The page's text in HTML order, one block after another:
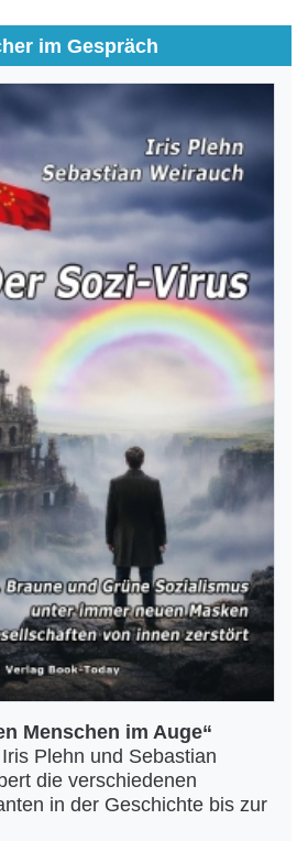
im Gespräch
Menschen im Auge“
Plehn und Sebastian
die verschiedenen
in der Geschichte bis zur